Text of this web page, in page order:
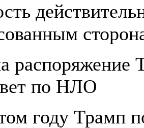
распоряжение
по НЛО
году Трамп